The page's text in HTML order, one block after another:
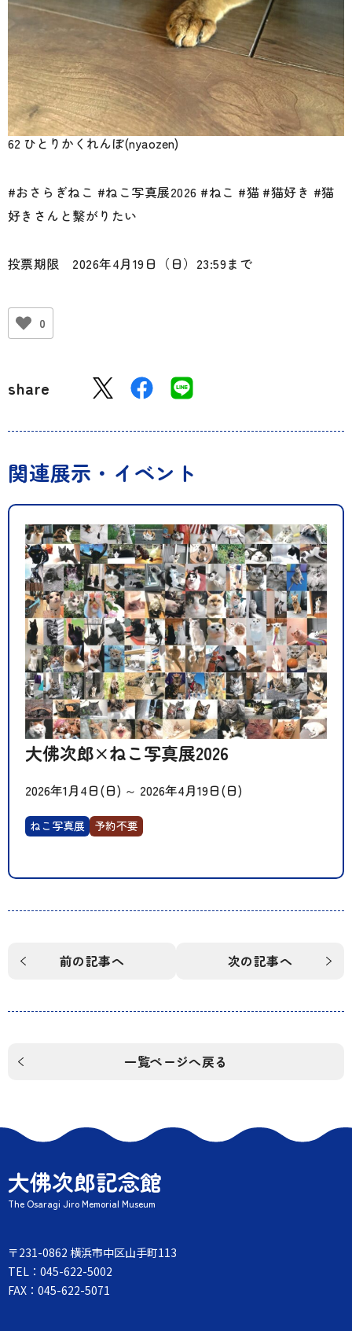
62 ひとりかくれんぼ(nyaozen)
#おさらぎねこ #ねこ写真展2026 #ねこ #猫 #猫好き #猫
好きさんと繋がりたい
投票期限 2026年4月19日（日）23:59まで
0
share
関連展示・イベント
大佛次郎×ねこ写真展2026
2026年1月4日(日) ～ 2026年4月19日(日)
ねこ写真展 予約不要
前の記事へ 次の記事へ
一覧ページへ戻る
大佛次郎記念館
The Osaragi Jiro Memorial Museum
〒231-0862 横浜市中区山手町113
TEL：045-622-5002
FAX：045-622-5071